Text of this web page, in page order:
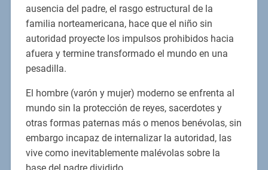
ausencia del padre, el rasgo estructural de la
familia norteamericana, hace que el niño sin
autoridad proyecte los impulsos prohibidos hacia
afuera y termine transformado el mundo en una
pesadilla.
El hombre (varón y mujer) moderno se enfrenta al
mundo sin la protección de reyes, sacerdotes y
otras formas paternas más o menos benévolas, sin
embargo incapaz de internalizar la autoridad, las
vive como inevitablemente malévolas sobre la